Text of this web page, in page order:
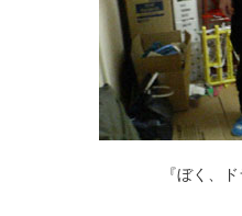
『ぼく、